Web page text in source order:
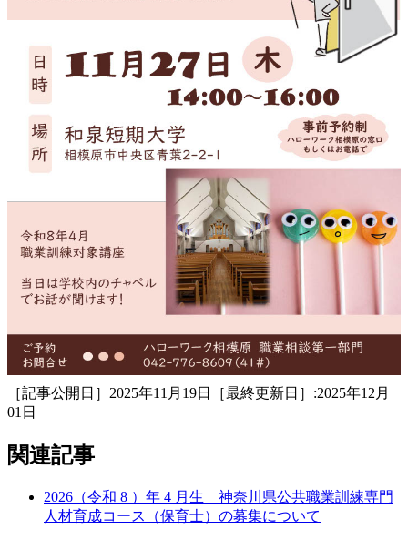
［記事公開日］2025年11月19日［最終更新日］:2025年12月
01日
関連記事
2026（令和 8 ）年 4 月生 神奈川県公共職業訓練専門
人材育成コース（保育士）の募集について